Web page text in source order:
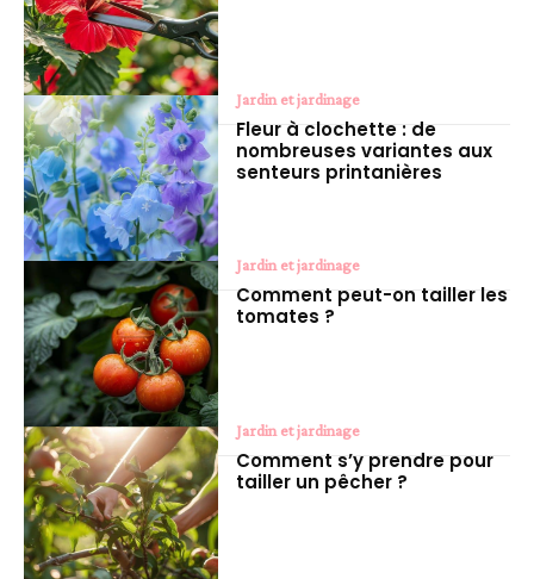
Jardin et jardinage
Fleur à clochette : de
nombreuses variantes aux
senteurs printanières
Jardin et jardinage
Comment peut-on tailler les
tomates ?
Jardin et jardinage
Comment s’y prendre pour
tailler un pêcher ?